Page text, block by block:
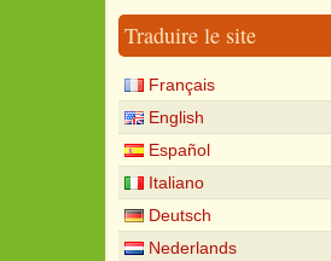
Traduire le site
Français
English
Español
Italiano
Deutsch
Nederlands